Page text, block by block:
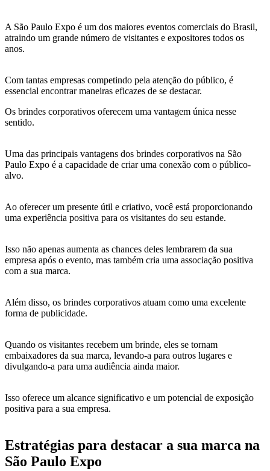
A São Paulo Expo é um dos maiores eventos comerciais do Brasil,
atraindo um grande número de visitantes e expositores todos os
anos.
Com tantas empresas competindo pela atenção do público, é
essencial encontrar maneiras eficazes de se destacar.
Os brindes corporativos oferecem uma vantagem única nesse
sentido.
Uma das principais vantagens dos brindes corporativos na São
Paulo Expo é a capacidade de criar uma conexão com o público-
alvo.
Ao oferecer um presente útil e criativo, você está proporcionando
uma experiência positiva para os visitantes do seu estande.
Isso não apenas aumenta as chances deles lembrarem da sua
empresa após o evento, mas também cria uma associação positiva
com a sua marca.
Além disso, os brindes corporativos atuam como uma excelente
forma de publicidade.
Quando os visitantes recebem um brinde, eles se tornam
embaixadores da sua marca, levando-a para outros lugares e
divulgando-a para uma audiência ainda maior.
Isso oferece um alcance significativo e um potencial de exposição
positiva para a sua empresa.
Estratégias para destacar a sua marca na
São Paulo Expo